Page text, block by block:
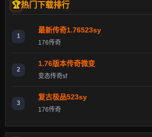
热门下载排行
1
最新传奇1.76523sy
176传奇
2
1.76版本传奇微变
变态传奇sf
3
复古极品523sy
176传奇